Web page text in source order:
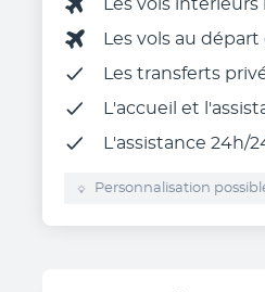
Les vols
Les vols au
Les transferts
L'accueil et
L'assistance 24h/
Personnalisation